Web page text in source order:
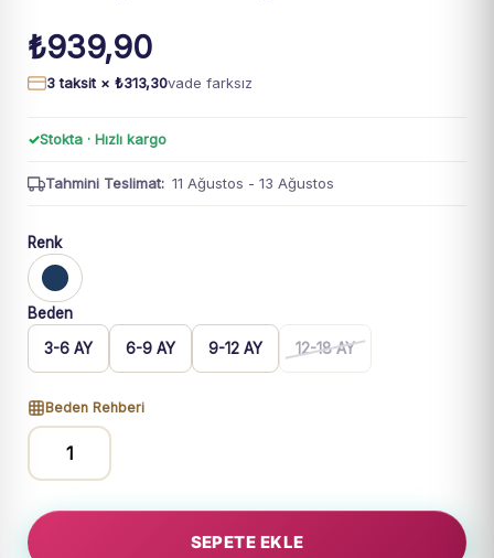
₺939,90
3 taksit ×₺313,30vade farksız
Stokta · Hızlı kargo
Tahmini Teslimat: 11 Ağustos - 13 Ağustos
Renk
Beden
3-6 AY
6-9 AY 9-12 AY 12-18 AY
Beden Rehberi
Erkek
Fil
Baskılı
SEPETE EKLE